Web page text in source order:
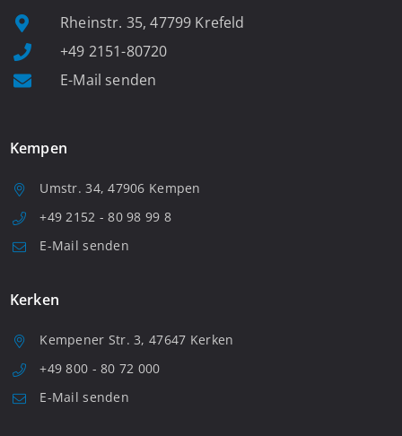
Rheinstr. 35, 47799 Krefeld
+49 2151-80720
E-Mail senden
Kempen
Umstr. 34, 47906 Kempen
+49 2152 - 80 98 99 8
E-Mail senden
Kerken
Kempener Str. 3, 47647 Kerken
+49 800 - 80 72 000
E-Mail senden